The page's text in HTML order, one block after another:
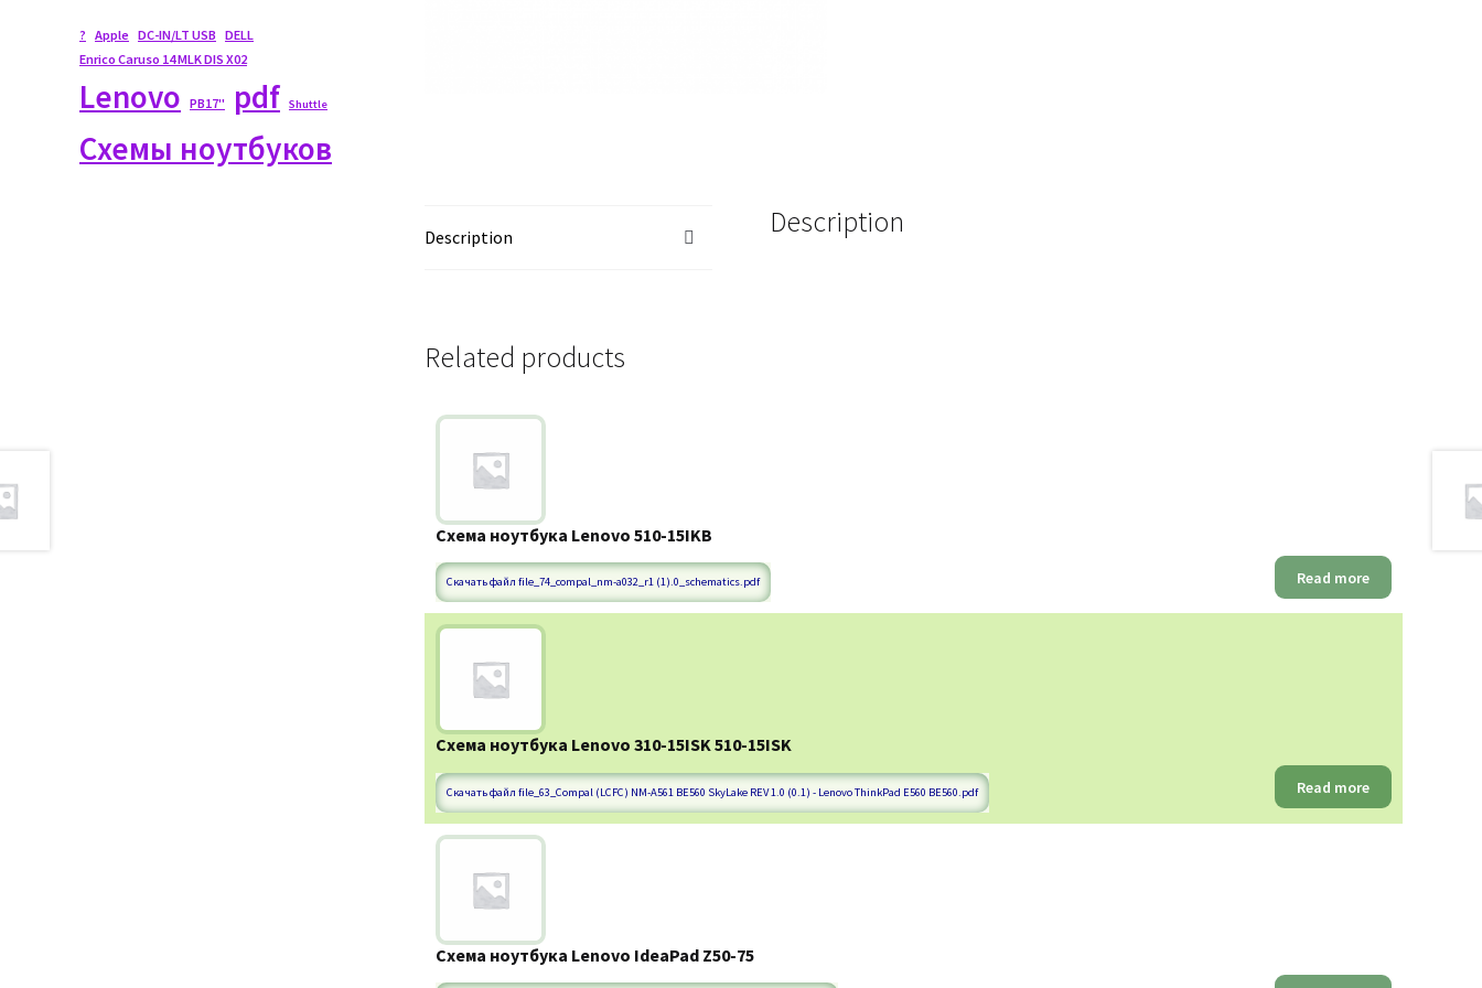
Description Description
Related products
Схема ноутбука Lenovo 510-15IKB
Скачать файл file_74_compal_nm-a032_r1 (1).0_schematics.pdf Read more
Схема ноутбука Lenovo 310-15ISK 510-15ISK
Скачать файл file_63_Compal (LCFC) NM-A561 BE560 SkyLake REV 1.0 (0.1) - Lenovo ThinkPad E560 BE560.pdf Read more
Схема ноутбука Lenovo IdeaPad Z50-75
? Apple DC-IN/LT USB DELL
Enrico Caruso 14 MLK DIS X02
Lenovo PB17" pdf Shuttle
Схемы ноутбуков